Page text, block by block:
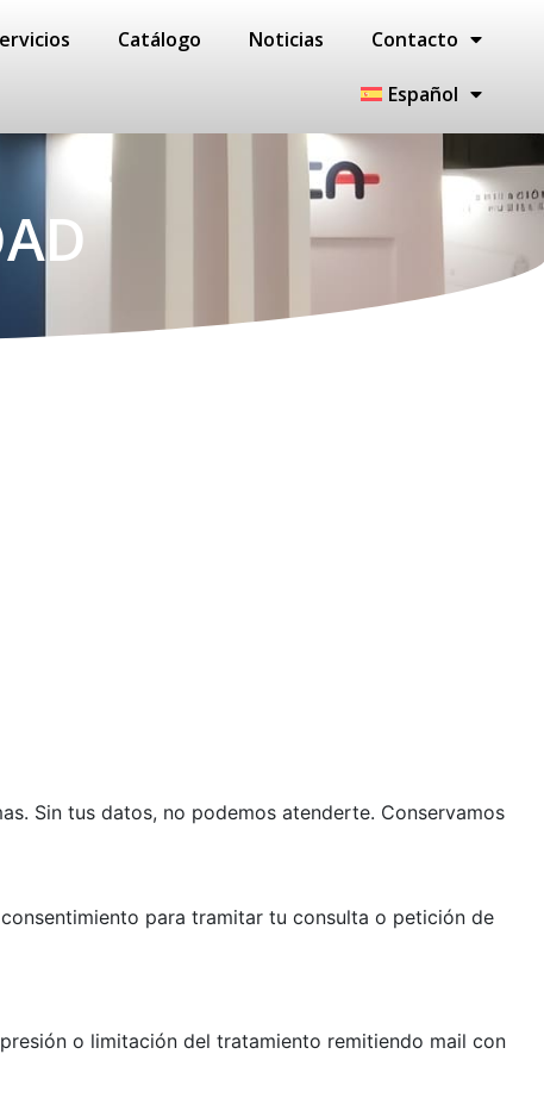
Catálogo Noticias Contacto
Español
Sin tus datos, no podemos atenderte. Conservamos
para tramitar tu consulta o petición de
o limitación del tratamiento remitiendo mail con